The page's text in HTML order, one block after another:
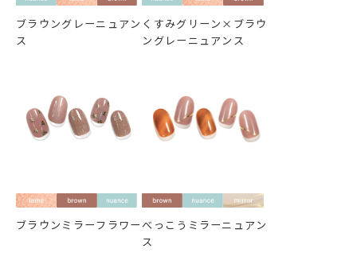
ブラウングレーニュアン
ス
くすみグリーン×ブラウ
ングレーニュアンス
ブラウンミラーフラワーべっこうミラーニュアン
ス